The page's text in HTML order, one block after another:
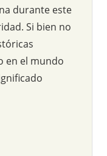
durante este
Si bien no
en el mundo